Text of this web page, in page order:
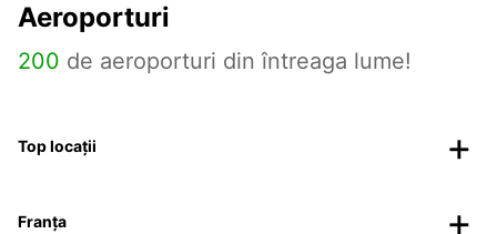
Aeroporturi
200 de aeroporturi din întreaga lume!
Top locații
Franța